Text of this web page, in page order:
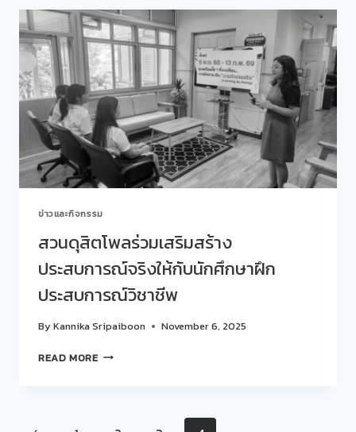
ที่
มี
คุณภาพ
สาระ”
ครั้ง
ที่
395
หัวข้อ
14
ผล
งาน
เด่น
:
คัด
ผล
งาน
ดี
เด่น
236
ผล
คนสวน
ใน
ข่าวและกิจกรรม
สวนดุสิตโพลร่วมเสริมสร้าง
ประสบการณ์จริงให้กับนักศึกษาฝึก
ประสบการณ์วิชาชีพ
ByKannika Sripaiboon November 6, 2025
READ MOREสวน